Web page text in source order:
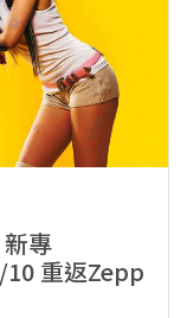
專
10 重返Zepp